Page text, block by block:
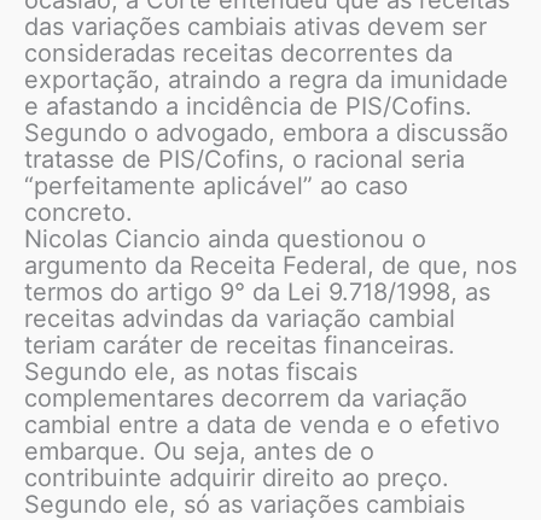
das variações cambiais ativas devem ser
consideradas receitas decorrentes da
exportação, atraindo a regra da imunidade
e afastando a incidência de PIS/Cofins.
Segundo o advogado, embora a discussão
tratasse de PIS/Cofins, o racional seria
“perfeitamente aplicável” ao caso
concreto.
Nicolas Ciancio ainda questionou o
argumento da Receita Federal, de que, nos
termos do artigo 9° da Lei 9.718/1998, as
receitas advindas da variação cambial
teriam caráter de receitas financeiras.
Segundo ele, as notas fiscais
complementares decorrem da variação
cambial entre a data de venda e o efetivo
embarque. Ou seja, antes de o
contribuinte adquirir direito ao preço.
Segundo ele, só as variações cambiais